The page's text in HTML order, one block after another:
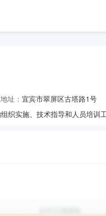
址： 宜宾市翠屏区古塔路1号